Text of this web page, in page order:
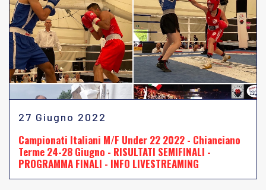
27 Giugno 2022
Campionati Italiani M/F Under 22 2022 - Chianciano
Terme 24-28 Giugno - RISULTATI SEMIFINALI -
PROGRAMMA FINALI - INFO LIVESTREAMING